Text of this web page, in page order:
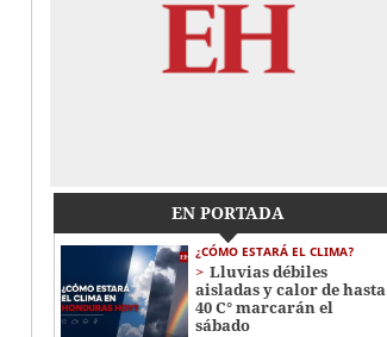
EN PORTADA
¿CÓMO ESTARÁ EL CLIMA?
Lluvias débiles
aisladas y calor de hasta
40 C° marcarán el
sábado